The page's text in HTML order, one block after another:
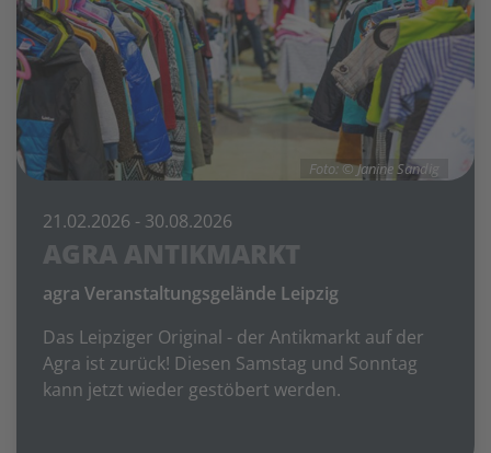
Foto: © Janine Sandig
21.02.2026 - 30.08.2026
AGRA ANTIKMARKT
agra Veranstaltungsgelände Leipzig
Das Leipziger Original - der Antikmarkt auf der
Agra ist zurück! Diesen Samstag und Sonntag
kann jetzt wieder gestöbert werden.